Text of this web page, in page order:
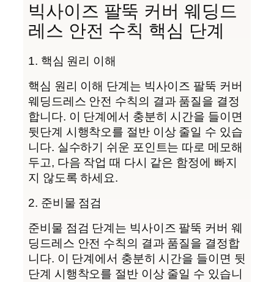
빅사이즈 팔뚝 커버 웨딩드
레스 안전 수칙 핵심 단계
1. 핵심 원리 이해
핵심 원리 이해 단계는 빅사이즈 팔뚝 커버
웨딩드레스 안전 수칙의 결과 품질을 결정
합니다. 이 단계에서 충분히 시간을 들이면
뒷단계 시행착오를 절반 이상 줄일 수 있습
니다. 실수하기 쉬운 포인트는 따로 메모해
두고, 다음 작업 때 다시 같은 함정에 빠지
지 않도록 하세요.
2. 준비물 점검
준비물 점검 단계는 빅사이즈 팔뚝 커버 웨
딩드레스 안전 수칙의 결과 품질을 결정합
니다. 이 단계에서 충분히 시간을 들이면 뒷
단계 시행착오를 절반 이상 줄일 수 있습니